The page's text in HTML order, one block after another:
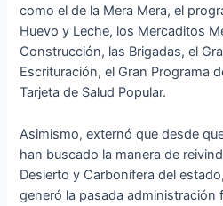
como el de la Mera Mera, el
Huevo y Leche, los Mercaditos
Construcción, las Brigadas, el
Escrituración, el Gran Programa
Tarjeta de Salud Popular.
Asimismo, externó que desde
han buscado la manera de
Desierto y Carbonífera del
generó la pasada administración